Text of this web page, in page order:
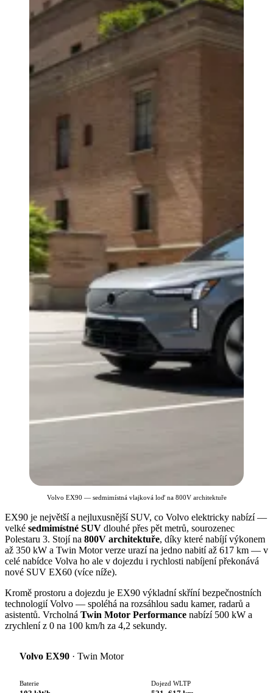
Volvo EX90 — sedmimístná vlajková loď na 800V architektuře
EX90 je největší a nejluxusnější SUV, co Volvo elektricky nabízí —
velké sedmimístné SUV dlouhé přes pět metrů, sourozenec
Polestaru 3. Stojí na 800V architektuře, díky které nabíjí výkonem
až 350 kW a Twin Motor verze urazí na jedno nabití až 617 km — v
celé nabídce Volva ho ale v dojezdu i rychlosti nabíjení překonává
nové SUV EX60 (více níže).
Kromě prostoru a dojezdu je EX90 výkladní skříní bezpečnostních
technologií Volvo — spoléhá na rozsáhlou sadu kamer, radarů a
asistentů. Vrcholná Twin Motor Performance nabízí 500 kW a
zrychlení z 0 na 100 km/h za 4,2 sekundy.
Volvo EX90 · Twin Motor
Baterie Dojezd WLTP